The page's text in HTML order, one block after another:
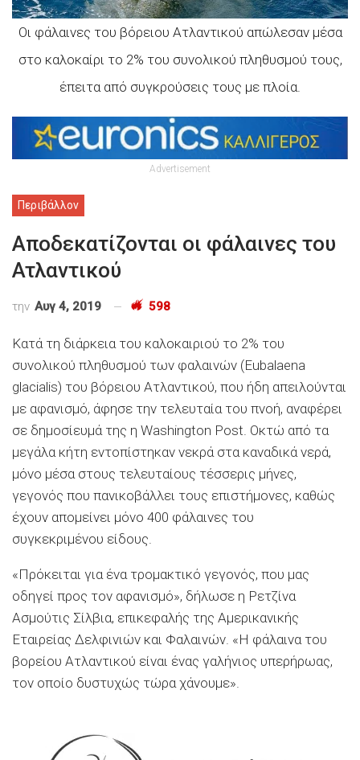
Οι φάλαινες του βόρειου Ατλαντικού απώλεσαν μέσα
στο καλοκαίρι το 2% του συνολικού πληθυσμού τους,
έπειτα από συγκρούσεις τους με πλοία.
Advertisement
Περιβάλλον
Αποδεκατίζονται οι φάλαινες του
Ατλαντικού
την Αυγ 4, 2019 598
Κατά τη διάρκεια του καλοκαιριού το 2% του
συνολικού πληθυσμού των φαλαινών (Eubalaena
glacialis) του βόρειου Ατλαντικού, που ήδη απειλούνται
με αφανισμό, άφησε την τελευταία του πνοή, αναφέρει
σε δημοσίευμά της η Washington Post. Οκτώ από τα
μεγάλα κήτη εντοπίστηκαν νεκρά στα καναδικά νερά,
μόνο μέσα στους τελευταίους τέσσερις μήνες,
γεγονός που πανικοβάλλει τους επιστήμονες, καθώς
έχουν απομείνει μόνο 400 φάλαινες του
συγκεκριμένου είδους.
«Πρόκειται για ένα τρομακτικό γεγονός, που μας
οδηγεί προς τον αφανισμό», δήλωσε η Ρετζίνα
Ασμούτις Σίλβια, επικεφαλής της Αμερικανικής
Εταιρείας Δελφινιών και Φαλαινών. «Η φάλαινα του
βορείου Ατλαντικού είναι ένας γαλήνιος υπερήρωας,
τον οποίο δυστυχώς τώρα χάνουμε».